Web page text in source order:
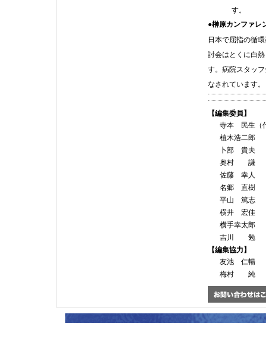
す。
●榊原カンファレ
日本で屈指の循
討会はとくに白
す。病院スタッ
なされています。
【編集委員】
寺本 民生（
植木浩
卜部
奥村
佐藤
名郷
平山
横井
横手幸
吉川
【編集協力】
友池
梅村